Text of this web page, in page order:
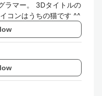
ラマー。 3Dタイトルの
コンはうちの猫です ^^